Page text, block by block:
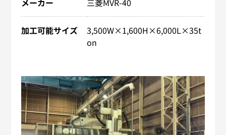
加工可能サイズ
3,500W×1,600H×6,000​L×35t
on